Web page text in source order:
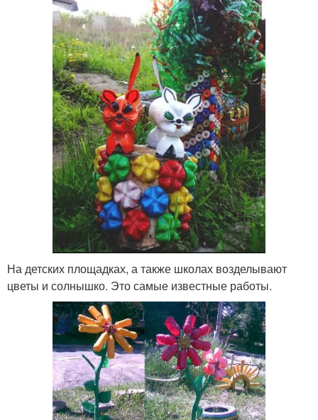
На детских площадках, а также школах возделывают
цветы и солнышко. Это самые известные работы.